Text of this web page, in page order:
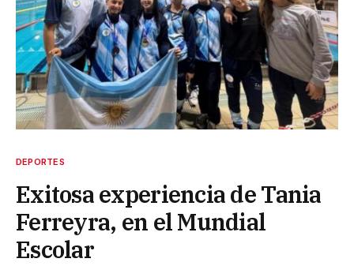
DEPORTES
Exitosa experiencia de Tania
Ferreyra, en el Mundial
Escolar